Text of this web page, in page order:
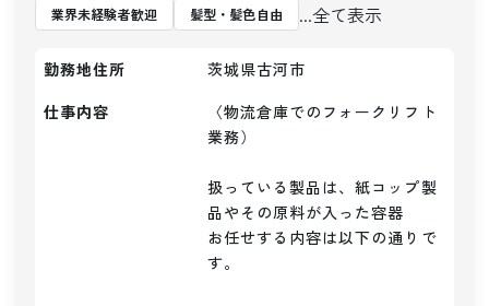
業界未経験者歓迎
髪型・髪色自由 ...全て表示
勤務地住所
茨城県古河市
仕事内容
〈物流倉庫でのフォークリフト
業務）
扱っている製品は、紙コップ製
品やその原料が入った容器
お任せする内容は以下の通りで
す。